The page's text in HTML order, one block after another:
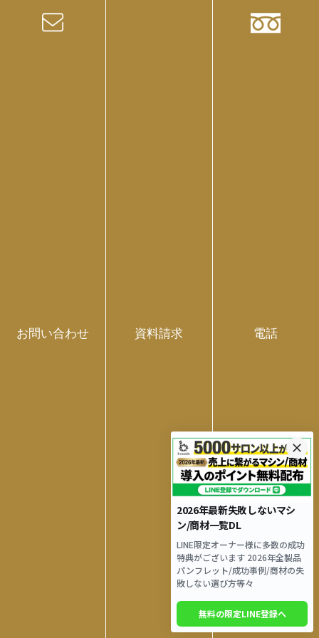
応しており、必要な際にはメディカランド株式会社のメ
サーモシェイプは、エステティックサロン向けに特化し
た先進的な痩身機器です。ユニポーラ式の40.68MHz高
周波数ラジオ波を使用し、体内温度を上昇させることで
脂肪燃焼を促進、代謝を活性化させます。また、肌の深
層部まで熱を届ける加熱テクノロジーにより、一度の施
術で目に見える効果が期待でき、効果が長期間持続する
サーモシェイプの主な特徴として、独自の加熱システ
ム、深部までの加熱能力、即効性と持続性が挙げられま
お問い合わせ 資料請求 電話